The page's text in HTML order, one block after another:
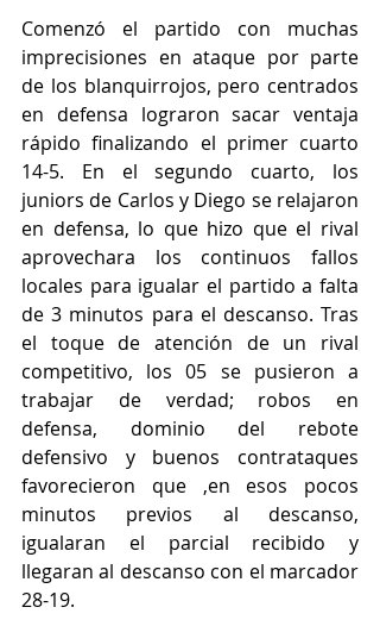
Comenzó el partido con muchas
imprecisiones en ataque por parte
de los blanquirrojos, pero centrados
en defensa lograron sacar ventaja
rápido finalizando el primer cuarto
14-5. En el segundo cuarto, los
juniors de Carlos y Diego se relajaron
en defensa, lo que hizo que el rival
aprovechara los continuos fallos
locales para igualar el partido a falta
de 3 minutos para el descanso. Tras
el toque de atención de un rival
competitivo, los 05 se pusieron a
trabajar de verdad; robos en
defensa, dominio del rebote
defensivo y buenos contrataques
favorecieron que ,en esos pocos
minutos previos al descanso,
igualaran el parcial recibido y
llegaran al descanso con el marcador
28-19.